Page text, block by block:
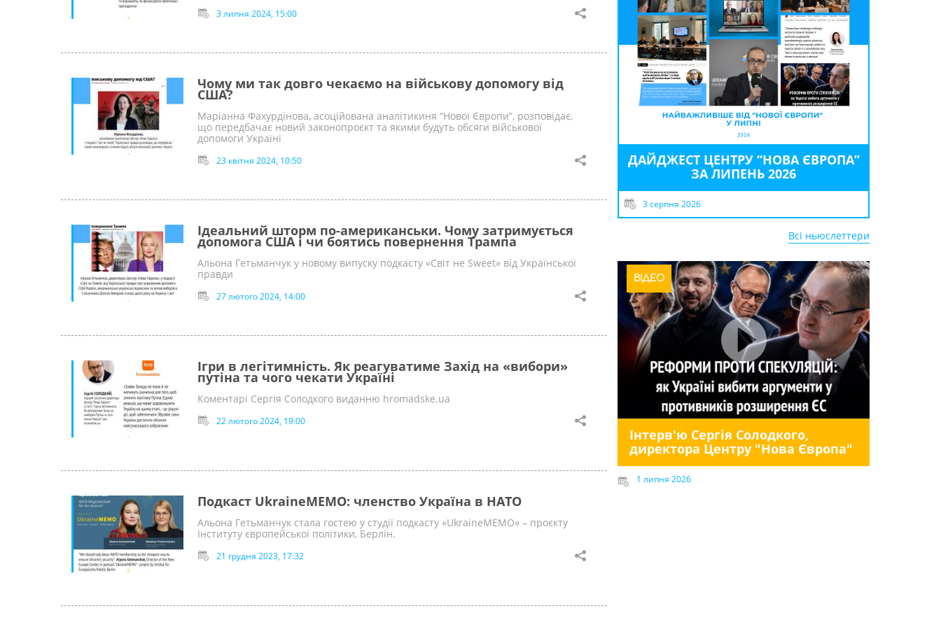
3 липня 2024, 15:00
Чому ми так довго чекаємо на військову допомогу від
США?
Маріанна Фахурдінова, асоційована аналітикиня “Нової Європи”, розповідає,
що передбачає новий законопроєкт та якими будуть обсяги військової
допомоги Україні
23 квітня 2024, 10:50
Ідеальний шторм по-американськи. Чому затримується
допомога США і чи боятись повернення Трампа
Альона Гетьманчук у новому випуску подкасту «Світ не Sweet» від Української
правди
27 лютого 2024, 14:00
Ігри в легітимність. Як реагуватиме Захід на «вибори»
путіна та чого чекати Україні
Коментарі Сергія Солодкого виданню hromadske.ua
22 лютого 2024, 19:00
Подкаст UkraineMEMO: членство Україна в НАТО
Альона Гетьманчук стала гостею у студії подкасту «UkraineMEMO» – проєкту
Інституту європейської політики, Берлін.
21 грудня 2023, 17:32
ДАЙДЖЕСТ ЦЕНТРУ “НОВА ЄВРОПА”
ЗА ЛИПЕНЬ 2026
3 серпня 2026
Всі ньюслеттери
ВІДЕО
Інтерв'ю Сергія Солодкого,
директора Центру "Нова Європа"
1 липня 2026